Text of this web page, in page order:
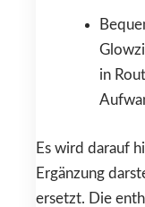
in
Es wird darauf
Ergänzung
ersetzt. Die